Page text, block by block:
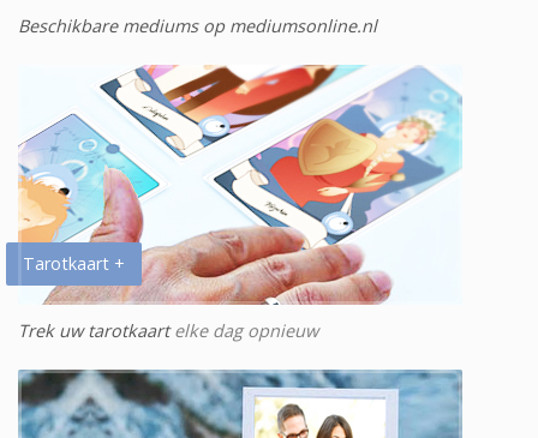
Beschikbare mediums op mediumsonline.nl
Tarotkaart +
Trek uw tarotkaartelke dag opnieuw